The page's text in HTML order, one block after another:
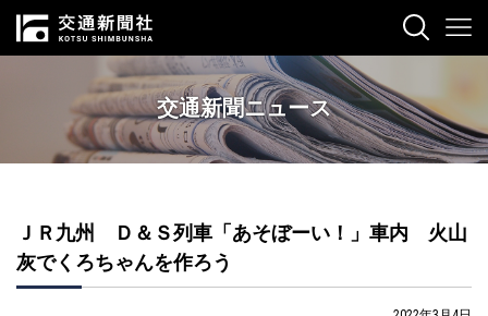
交通新聞ニュース
ＪＲ九州 Ｄ＆Ｓ列車「あそぼーい！」車内 火山
灰でくろちゃんを作ろう